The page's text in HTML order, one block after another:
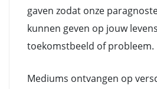
gaven zodat onze
kunnen geven op jouw
toekomstbeeld of probleem.
Mediums ontvangen op